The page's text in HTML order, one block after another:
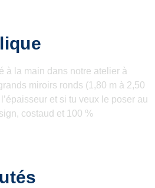
à la main dans notre atelier à
miroirs ronds (1,80 m à 2,50
et si tu veux le poser au
costaud et 100 %